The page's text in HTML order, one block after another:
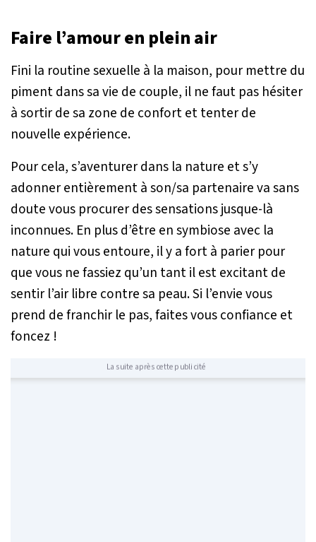
Faire l’amour en plein air
Fini la routine sexuelle à la maison, pour mettre du
piment dans sa vie de couple, il ne faut pas hésiter
à sortir de sa zone de confort et tenter de
nouvelle expérience.
Pour cela, s’aventurer dans la nature et s’y
adonner entièrement à son/sa partenaire va sans
doute vous procurer des sensations jusque-là
inconnues. En plus d’être en symbiose avec la
nature qui vous entoure, il y a fort à parier pour
que vous ne fassiez qu’un tant il est excitant de
sentir l’air libre contre sa peau. Si l’envie vous
prend de franchir le pas, faites vous confiance et
foncez !
La suite après cette publicité